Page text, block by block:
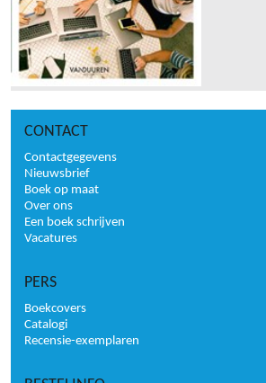
CONTACT
Contactgegevens
Nieuwsbrief
Boek op maat
Over ons
Een boek schrijven
Vacatures
PERS
Boekcovers
Catalogi
Recensie-exemplaren